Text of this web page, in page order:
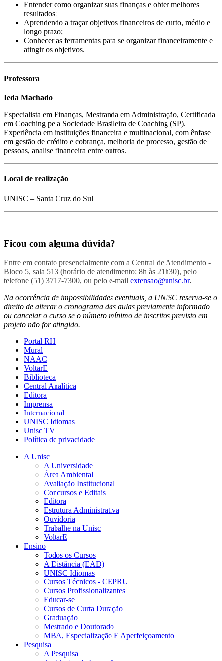
Entender como organizar suas finanças e obter melhores
resultados;
Aprendendo a traçar objetivos financeiros de curto, médio e
longo prazo;
Conhecer as ferramentas para se organizar financeiramente e
atingir os objetivos.
Professora
Ieda Machado
Especialista em Finanças, Mestranda em Administração, Certificada
em Coaching pela Sociedade Brasileira de Coaching (SP).
Experiência em instituições financeira e multinacional, com ênfase
em gestão de crédito e cobrança, melhoria de processo, gestão de
pessoas, analise financeira entre outros.
Local de realização
UNISC – Santa Cruz do Sul
Ficou com alguma dúvida?
Entre em contato presencialmente com a Central de Atendimento -
Bloco 5, sala 513 (horário de atendimento: 8h às 21h30), pelo
telefone (51) 3717-7300, ou pelo e-mail extensao@unisc.br.
Na ocorrência de impossibilidades eventuais, a UNISC reserva-se o
direito de alterar o cronograma das aulas previamente informado
ou cancelar o curso se o número mínimo de inscritos previsto em
projeto não for atingido.
Portal RH
Mural
NAAC
VoltarE
Biblioteca
Central Analítica
Editora
Imprensa
Internacional
UNISC Idiomas
Unisc TV
Política de privacidade
A Unisc
A Universidade
Área Ambiental
Avaliação Institucional
Concursos e Editais
Editora
Estrutura Administrativa
Ouvidoria
Trabalhe na Unisc
VoltarE
Ensino
Todos os Cursos
A Distância (EAD)
UNISC Idiomas
Cursos Técnicos - CEPRU
Cursos Profissionalizantes
Educar-se
Cursos de Curta Duração
Graduação
Mestrado e Doutorado
MBA, Especialização E Aperfeiçoamento
Pesquisa
A Pesquisa